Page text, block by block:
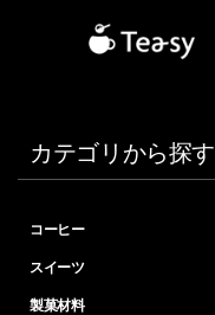
カテゴリから探す
コーヒー
スイーツ
製菓材料